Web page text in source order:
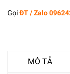
GọiĐT / Zalo
MÔ TẢ